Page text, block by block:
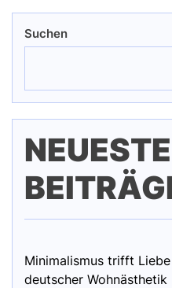
Suchen
NEUESTE
Minimalismus trifft
deutscher Wohnästhetik